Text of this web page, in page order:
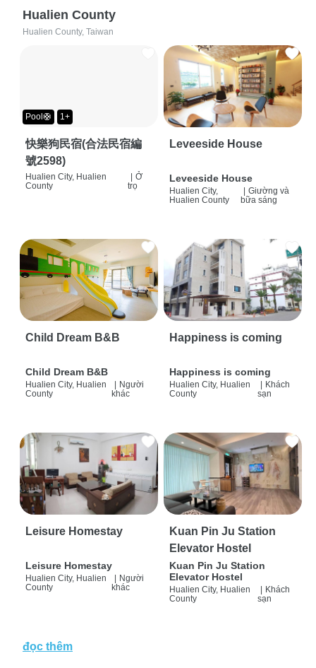
Hualien County
Hualien County, Taiwan
Pool🛟 1+
快樂狗民宿(合法民宿編
號2598)
Hualien City, Hualien
County
Ở
trọ
Leveeside House
Leveeside House
Hualien City,
Hualien County
Giường và
bữa sáng
Child Dream B&B
Child Dream B&B
Hualien City, Hualien
County
Người
khác
Happiness is coming
Happiness is coming
Hualien City, Hualien
County
Khách
sạn
Leisure Homestay
Leisure Homestay
Hualien City, Hualien
County
Người
khác
Kuan Pin Ju Station
Elevator Hostel
Kuan Pin Ju Station
Elevator Hostel
Hualien City, Hualien
County
Khách
sạn
đọc thêm